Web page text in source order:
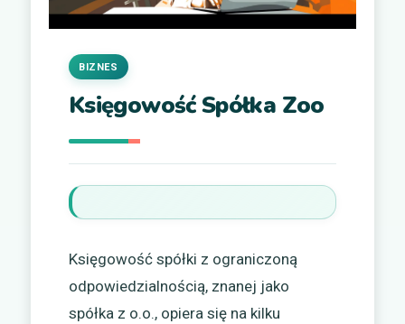
Księgowość Spółka Zoo
BIZNES
Księgowość spółki z ograniczoną
odpowiedzialnością, znanej jako
spółka z o.o., opiera się na kilku